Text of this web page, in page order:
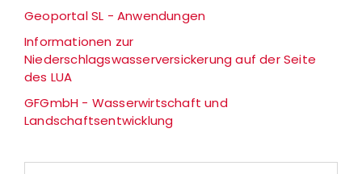
Geoportal SL - Anwendungen
Informationen zur
Niederschlagswasserversickerung auf der Seite
des LUA
GFGmbH - Wasserwirtschaft und
Landschaftsentwicklung